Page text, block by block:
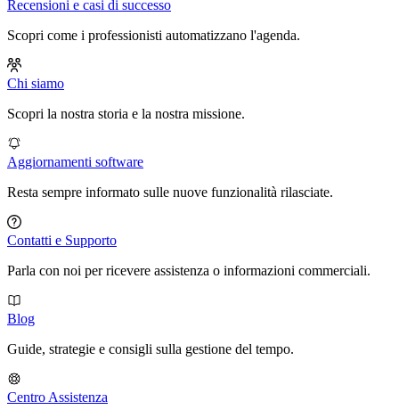
Recensioni e casi di successo
Scopri come i professionisti automatizzano l'agenda.
Chi siamo
Scopri la nostra storia e la nostra missione.
Aggiornamenti software
Resta sempre informato sulle nuove funzionalità rilasciate.
Contatti e Supporto
Parla con noi per ricevere assistenza o informazioni commerciali.
Blog
Guide, strategie e consigli sulla gestione del tempo.
Centro Assistenza